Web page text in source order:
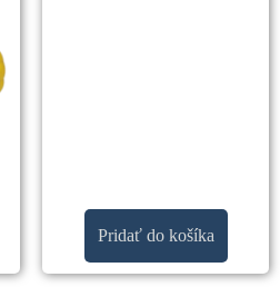
Pridať do košíka